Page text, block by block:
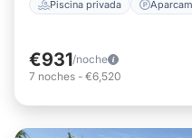
Piscina privada
€931/noche
7 noches - €6,520